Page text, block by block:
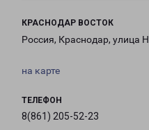
КРАСНОДАР ВОСТОК
Россия, Краснодар, улица
на карте
ТЕЛЕФОН
8(861) 205-52-23